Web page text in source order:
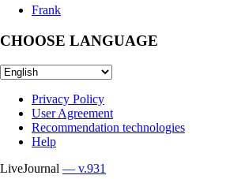
Frank
CHOOSE LANGUAGE
Privacy Policy
User Agreement
Recommendation technologies
Help
LiveJournal — v.931